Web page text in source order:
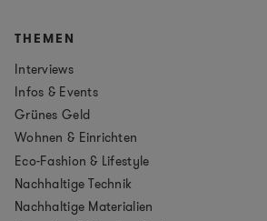
THEMEN
Interviews
Infos & Events
Grünes Geld
Wohnen & Einrichten
Eco-Fashion & Lifestyle
Nachhaltige Technik
Nachhaltige Materialien